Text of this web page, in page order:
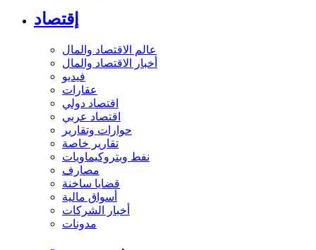
إقتصاد
عالم الاقتصاد والمال
أخبار الاقتصاد والمال
فيديو
عقارات
اقتصاد دولي
اقتصاد عربي
حوارات وتقارير
تقارير خاصة
نفط وبتروكيماويات
مصارف
قضايا ساخنة
أسواق مالية
أخبار الشركات
مدونات